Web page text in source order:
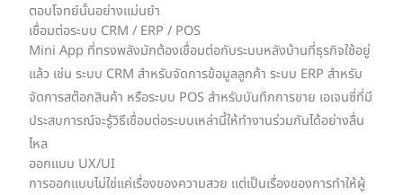
ตอบโจทย์นั้นอย่างแม่นยำ
เชื่อมต่อระบบ CRM / ERP / POS
Mini App ที่ทรงพลังมักต้องเชื่อมต่อกับระบบหลังบ้านที่ธุรกิจใช้อยู่
แล้ว เช่น ระบบ CRM สำหรับจัดการข้อมูลลูกค้า ระบบ ERP สำหรับ
จัดการสต๊อกสินค้า หรือระบบ POS สำหรับบันทึกการขาย เอเจนซี่ที่มี
ประสบการณ์จะรู้วิธีเชื่อมต่อระบบเหล่านี้ให้ทำงานร่วมกันได้อย่างลื่น
ไหล
ออกแบบ UX/UI
การออกแบบไม่ใช่แค่เรื่องของความสวย แต่เป็นเรื่องของการทำให้ผู้